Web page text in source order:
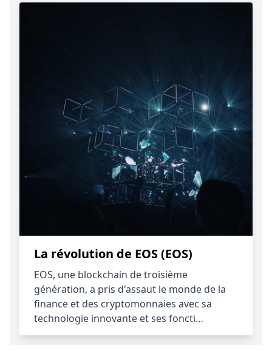
La révolution de EOS (EOS)
EOS, une blockchain de troisième
génération, a pris d'assaut le monde de la
finance et des cryptomonnaies avec sa
technologie innovante et ses foncti…